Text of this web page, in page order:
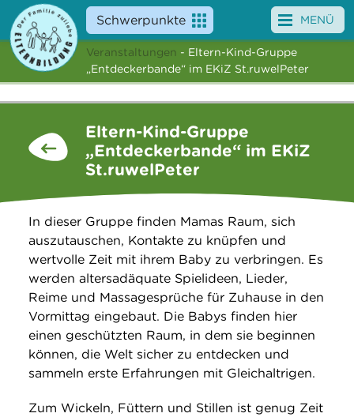
Schwerpunkte
Angebote
News
Suche
MENÜ
Veranstaltungen - Eltern-Kind-Gruppe
„Entdeckerbande“ im EKiZ St.ruwelPeter
Eltern-Kind-Gruppe
„Entdeckerbande“ im EKiZ
St.ruwelPeter
In dieser Gruppe finden Mamas Raum, sich
auszutauschen, Kontakte zu knüpfen und
wertvolle Zeit mit ihrem Baby zu verbringen. Es
werden altersadäquate Spielideen, Lieder,
Reime und Massagesprüche für Zuhause in den
Vormittag eingebaut. Die Babys finden hier
einen geschützten Raum, in dem sie beginnen
können, die Welt sicher zu entdecken und
sammeln erste Erfahrungen mit Gleichaltrigen.
Zum Wickeln, Füttern und Stillen ist genug Zeit